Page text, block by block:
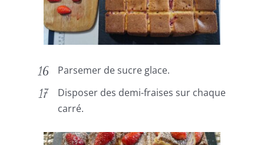
Parsemer de sucre glace.
Disposer des demi-fraises sur chaque
carré.